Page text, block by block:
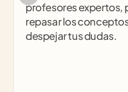
profesores expertos,
repasar los
despejar tus dudas.